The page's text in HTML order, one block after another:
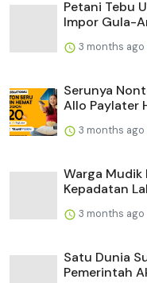
Petani Tebu
Impor Gula-
3 months ago
Serunya
Allo Paylater
3 months ago
Warga Mudik
Kepadatan
3 months ago
Satu Dunia
Pemerintah